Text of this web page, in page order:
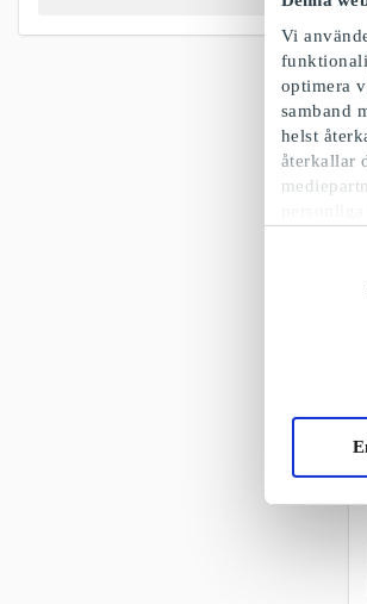
Vi
optimera
samband
helst
återkallar